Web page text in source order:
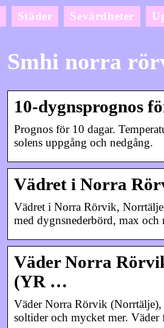
Städer Sevärdheter
Smhi norra
10-dygnsprognos
Prognos för 10 dagar.
solens uppgång och nedgång.
Vädret i Norra
Vädret i Norra Rörvik,
med dygnsnederbörd, max och
Väder Norra
(YR …
Väder Norra Rörvik
soltider och mycket mer.